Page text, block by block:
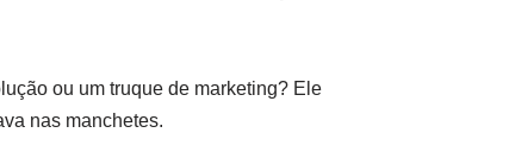
ou um truque de marketing? Ele
nas manchetes.